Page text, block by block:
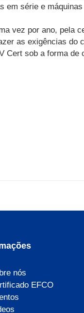
em série e
vez por ano,
as exigências
Cert sob a forma de
nós
EFCO